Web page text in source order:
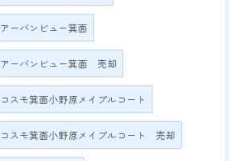
アーバンビュー箕面
アーバンビュー箕面 売却
コスモ箕面小野原メイプルコート
コスモ箕面小野原メイプルコート 売却